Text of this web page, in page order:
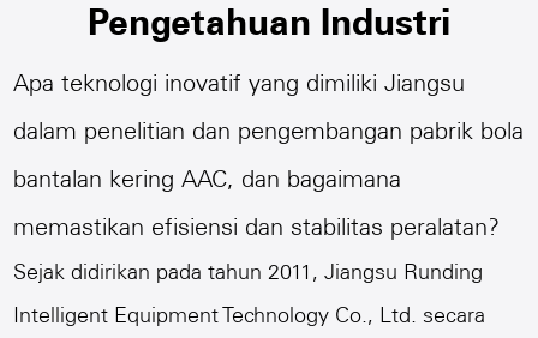
Pengetahuan Industri
Apa teknologi inovatif yang dimiliki Jiangsu
dalam penelitian dan pengembangan pabrik bola
bantalan kering AAC, dan bagaimana
memastikan efisiensi dan stabilitas peralatan?
Sejak didirikan pada tahun 2011, Jiangsu Runding
Intelligent Equipment Technology Co., Ltd. secara